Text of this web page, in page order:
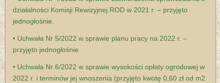
działalności Komisji Rewizyjnej ROD w 2021 r. – przyjęto
jednogłośnie.
• Uchwała Nr 5/2022 w sprawie planu pracy na 2022 r. –
przyjęto jednogłośnie
• Uchwała Nr 6/2022 w sprawie wysokości opłaty ogrodowej w
2022 r. i terminów jej wnoszenia (przyjęto kwotę 0,60 zł od m2